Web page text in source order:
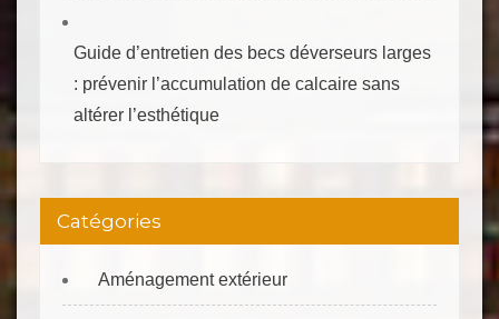
Guide d’entretien des becs déverseurs larges
: prévenir l’accumulation de calcaire sans
altérer l’esthétique
Catégories
Aménagement extérieur